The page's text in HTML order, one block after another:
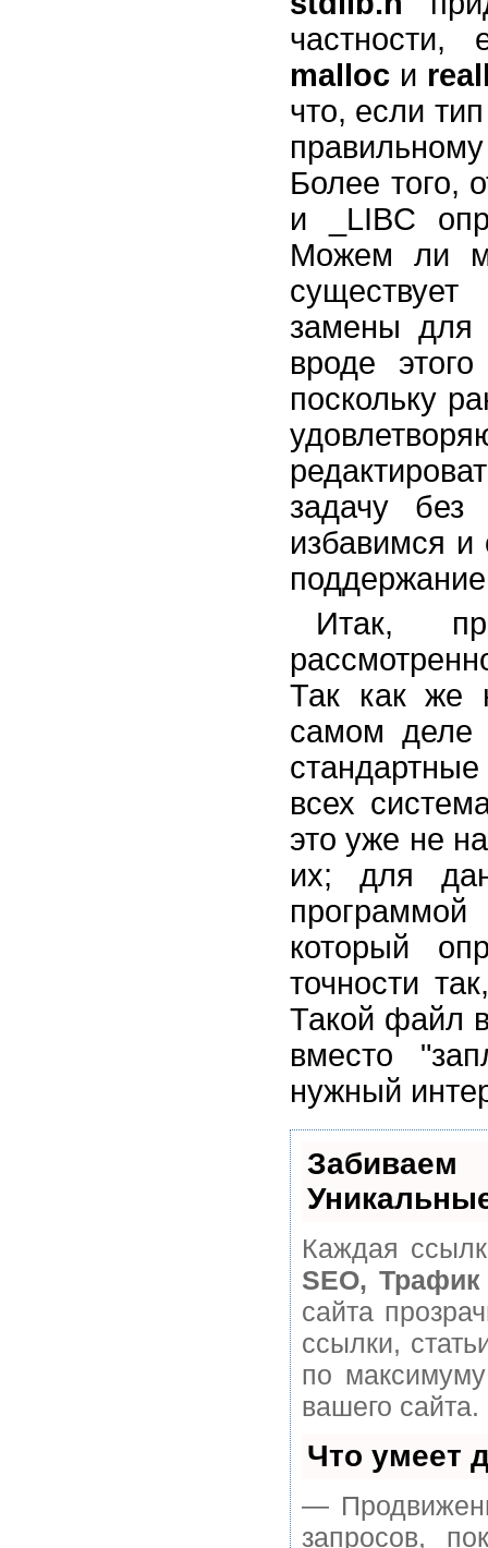
частности,
mallос и
что, если
Более того,
и _LIBC
Можем ли
замены для
вроде
поскольку
задачу
избавимся
Итак,
Так как же
самом деле
всех
это уже не
их; для
который
точности
Такой файл
вместо
нужный
Каждая
SEO,
сайта
ссылки,
по
вашего сайта.
Что умеет
—
запросов,